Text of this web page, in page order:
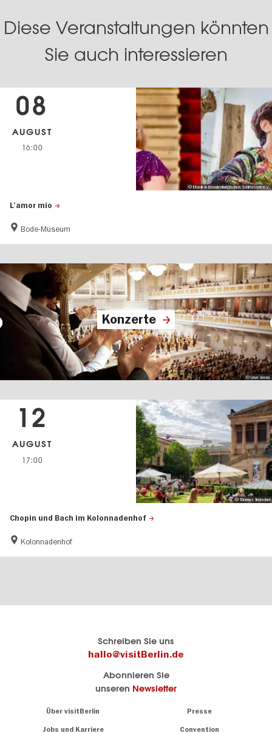
Diese Veranstaltungen könnten
Sie auch interessieren
L’amor mio
Bode-Museum
08
AUGUST
16:00
© Musik in Brandenburgischen Schlössern e.V.
Konzerte
© Uwe Arens
Chopin und Bach im Kolonnadenhof
Kolonnadenhof
12
AUGUST
17:00
© Thomas Trutschel
Schreiben Sie uns
hallo@visitBerlin.de
Abonnieren Sie
unseren Newsletter
Über visitBerlin Presse
Jobs und Karriere Convention
sind